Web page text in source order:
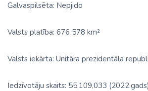
Galvaspilsēta: Nepjido
Valsts platība: 676 578 km²
Valsts iekārta: Unitāra prezidentāla
Iedzīvotāju skaits: 55,109,033 (2022.gads)